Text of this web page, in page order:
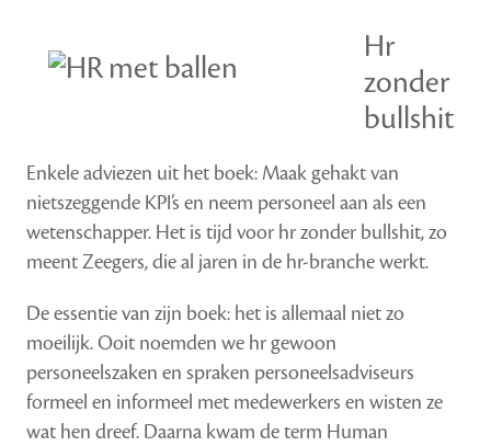
Hr
zonder
bullshit
Enkele adviezen uit het boek: Maak gehakt van
nietszeggende KPI’s en neem personeel aan als een
wetenschapper. Het is tijd voor hr zonder bullshit, zo
meent Zeegers, die al jaren in de hr-branche werkt.
De essentie van zijn boek: het is allemaal niet zo
moeilijk. Ooit noemden we hr gewoon
personeelszaken en spraken personeelsadviseurs
formeel en informeel met medewerkers en wisten ze
wat hen dreef. Daarna kwam de term Human